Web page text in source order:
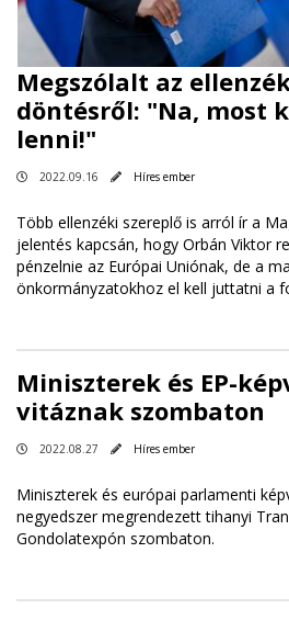
Megszólalt az
döntésről: "Na, most
lenni!"
2022.09.16 Híres ember
Több ellenzéki szereplő is arról ír a
jelentés kapcsán, hogy Orbán Viktor
pénzelnie az Európai Uniónak, de a
önkormányzatokhoz el kell juttatni a
Miniszterek és EP-
vitáznak szombaton
2022.08.27 Híres ember
Miniszterek és európai parlamenti
negyedszer megrendezett tihanyi
Gondolatexpón szombaton.